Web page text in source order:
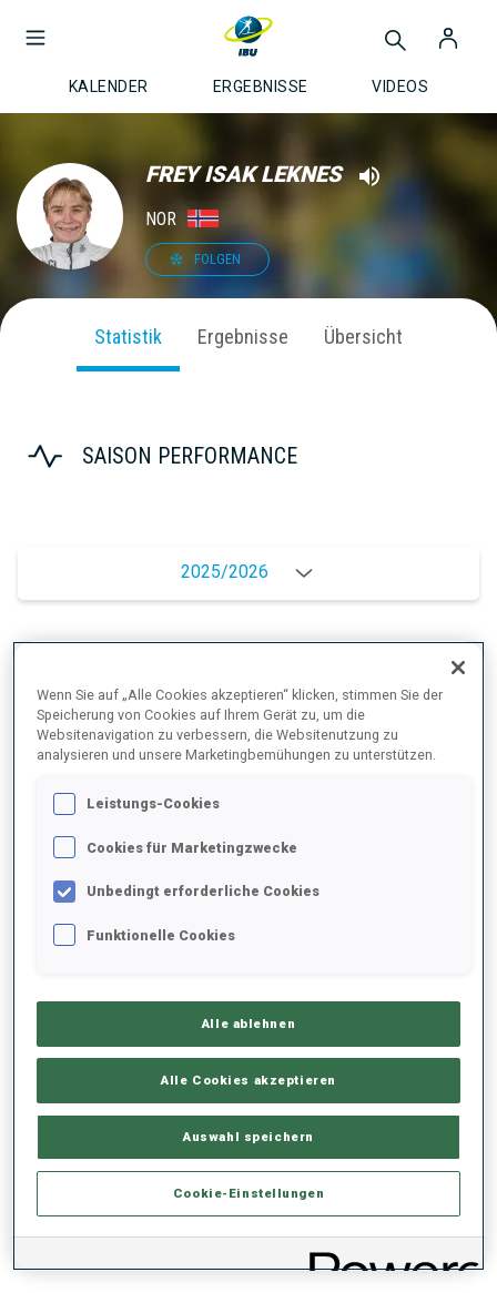
KALENDER ERGEBNISSE VIDEOS
FREY ISAK LEKNES
NOR
FOLGEN
Statistik Ergebnisse Übersicht
SAISON PERFORMANCE
2025/2026
SKIZEIT HINTER DER SPITZE +4.4 s/km
LIEGENDSCHIESSEN
STEHENDSCHIESSEN
SAISON-HIGHLIGHTS
UHR
PERFORMANCE TREND
Wenn Sie auf „Alle Cookies akzeptieren“ klicken, stimmen Sie der
Speicherung von Cookies auf Ihrem Gerät zu, um die
Websitenavigation zu verbessern, die Websitenutzung zu
analysieren und unsere Marketingbemühungen zu unterstützen.
Leistungs-Cookies
Cookies für Marketingzwecke
Unbedingt erforderliche Cookies
Funktionelle Cookies
Alle ablehnen
Alle Cookies akzeptieren
Auswahl speichern
Cookie-Einstellungen